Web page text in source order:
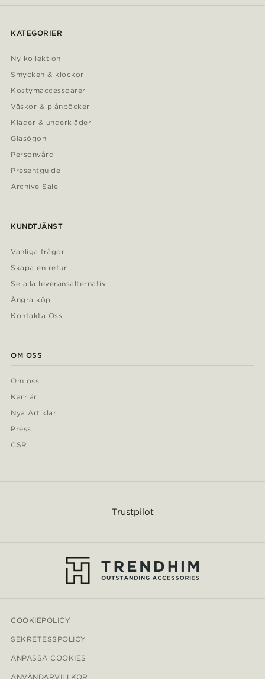
KATEGORIER
Ny kollektion
Smycken & klockor
Kostymaccessoarer
Väskor & plånböcker
Kläder & underkläder
Glasögon
Personvård
Presentguide
Archive Sale
KUNDTJÄNST
Vanliga frågor
Skapa en retur
Se alla leveransalternativ
Ångra köp
Kontakta Oss
OM OSS
Om oss
Karriär
Nya Artiklar
Press
CSR
Trustpilot
COOKIEPOLICY
SEKRETESSPOLICY
ANPASSA COOKIES
ANVÄNDARVILLKOR